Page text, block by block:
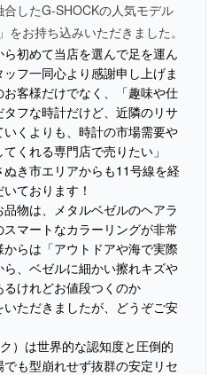
したG-SHOCKの人気モデル
をお持ち込みいただきました。
初めて当店を選んで足を運ん
フ一同心より感謝申し上げま
客様だけでなく、「趣味や仕
フな時計だけど、近隣のリサ
くよりも、時計の市場需要や
くれる専門店で売りたい」
き市エリアからも11号線を経
ております！
物は、メタルベゼルのヘアラ
マートなカラーリングが非常
らは「アウトドアや海で実際
、ベゼルに細かい擦れキズや
けれどお値段つくのか
ただきましたが、どうぞご安
）は世界的な認知度と圧倒的
も型崩れせず抜群の安定リセ